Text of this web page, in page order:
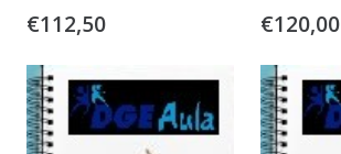
€112,50 €120,00